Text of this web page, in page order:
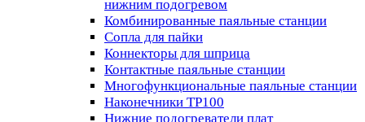
нижним подогревом
Комбинированные паяльные станции
Сопла для пайки
Коннекторы для шприца
Контактные паяльные станции
Многофункциональные паяльные станции
Наконечники TP100
Нижние подогреватели плат